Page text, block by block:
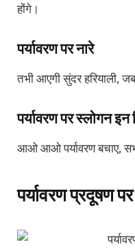
होंगे।
पर्यावरण पर नारे
तभी आएगी सुंदर हरियाली,
पर्यावरण पर स्लोगन इन
आओ आओ पर्यावरण बचाए,
पर्यावरण प्रदूषण